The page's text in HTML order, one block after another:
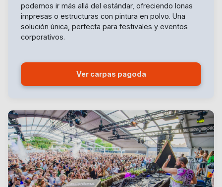
podemos ir más allá del estándar, ofreciendo lonas
impresas o estructuras con pintura en polvo. Una
solución única, perfecta para festivales y eventos
corporativos.
Ver carpas pagoda